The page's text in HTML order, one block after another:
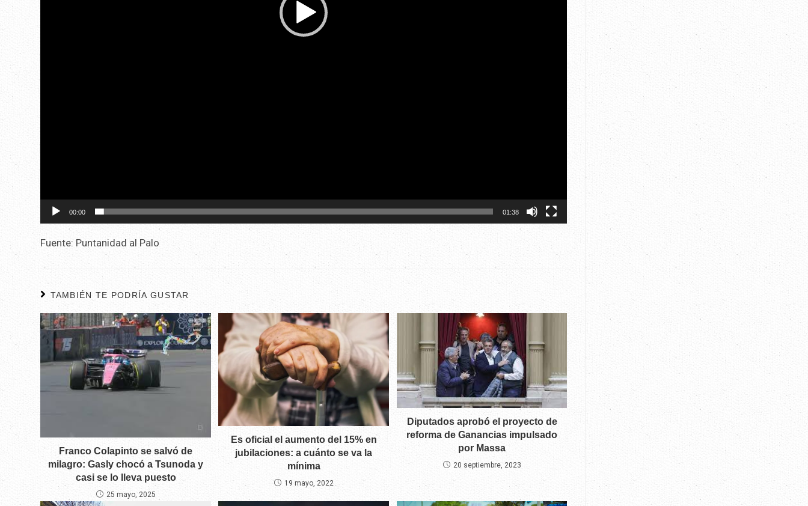
00:00 01:38
Fuente: Puntanidad al Palo
TAMBIÉN TE PODRÍA GUSTAR
Franco Colapinto se salvó de
milagro: Gasly chocó a Tsunoda y
casi se lo lleva puesto
25 mayo, 2025
Es oficial el aumento del 15% en
jubilaciones: a cuánto se va la
mínima
19 mayo, 2022
Diputados aprobó el proyecto de
reforma de Ganancias impulsado
por Massa
20 septiembre, 2023